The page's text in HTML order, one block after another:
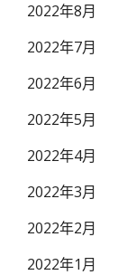
2022年8月
2022年7月
2022年6月
2022年5月
2022年4月
2022年3月
2022年2月
2022年1月